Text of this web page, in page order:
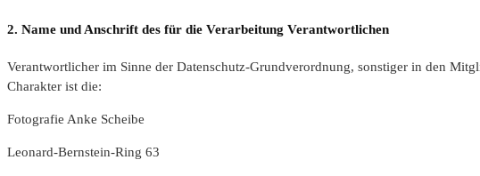
2. Name und Anschrift des für die Verarbeitung Verantwortlichen
Verantwortlicher im Sinne der Datenschutz-Grundverordnung, sonstiger in den
Charakter ist die:
Fotografie Anke Scheibe
Leonard-Bernstein-Ring 63